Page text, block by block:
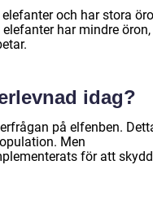
och har stora
har mindre öron,
idag?
på elfenben.
Men
för att